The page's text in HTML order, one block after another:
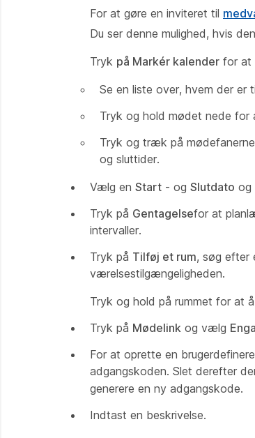
For at gøre en inviteret til
Du ser denne mulighed, hvis
Tryk på Markér kalender for at
Se en liste over, hvem der
Tryk og hold mødet nede
Tryk og træk på
og sluttider.
Vælg en Start - og Slutdato og
Tryk på Gentagelsefor at
intervaller.
Tryk på Tilføj et rum, søg efter
værelsestilgængeligheden.
Tryk og hold på rummet for at
Tryk på Mødelink og vælg
For at oprette en
adgangskoden. Slet derefter
generere en ny adgangskode.
Indtast en beskrivelse.